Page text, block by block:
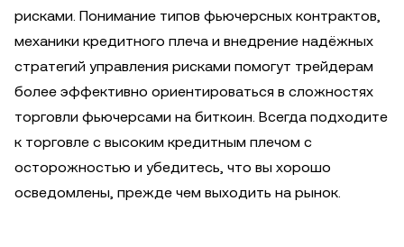
рисками. Понимание типов фьючерсных контрактов,
механики кредитного плеча и внедрение надёжных
стратегий управления рисками помогут трейдерам
более эффективно ориентироваться в сложностях
торговли фьючерсами на биткоин. Всегда подходите
к торговле с высоким кредитным плечом с
осторожностью и убедитесь, что вы хорошо
осведомлены, прежде чем выходить на рынок.